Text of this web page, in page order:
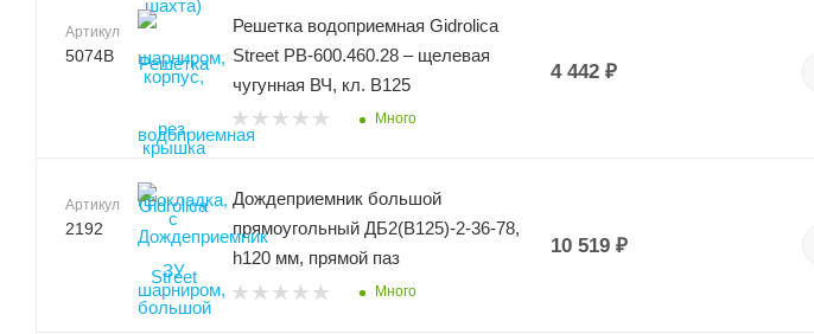
Артикул
5074В
Решетка водоприемная Gidrolica
Street РВ-600.460.28 – щелевая
чугунная ВЧ, кл. В125
Много
4 442₽
Артикул
2192
Дождеприемник большой
прямоугольный ДБ2(В125)-2-36-78,
h120 мм, прямой паз
Много
10 519₽